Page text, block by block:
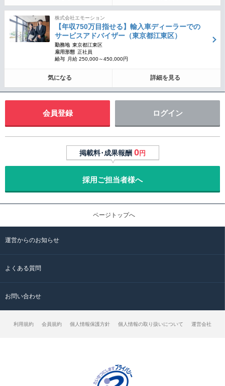
株式会社エモーション
【年収750万目指せる】輸入車ディーラーでの
サービスアドバイザー（東京都江東区）
勤務地 東京都江東区
雇用形態 正社員
給与
月給 250,000～450,000円
気になる 詳細を見る
会員登録 ログイン
掲載料･成果報酬 0円
採用ご担当者様へ
ページトップへ
運営からのお知らせ
よくある質問
お問い合わせ
利用規約 会員規約 個人情報保護方針 個人情報の取り扱いについて 運営会社